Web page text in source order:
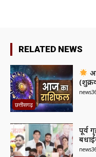
RELATED NEWS
छत्तीसगढ़
पूर्व